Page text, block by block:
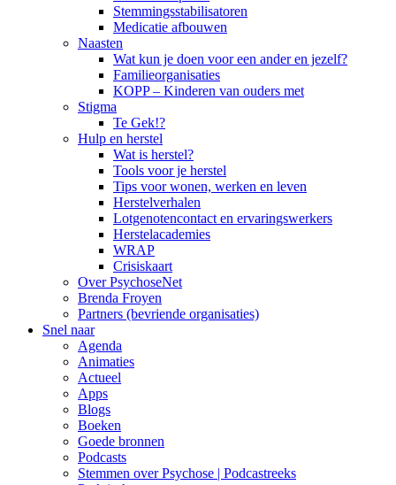
Stemmingsstabilisatoren
Medicatie afbouwen
Naasten
Wat kun je doen voor een ander en jezelf?
Familieorganisaties
KOPP – Kinderen van ouders met
Stigma
Te Gek!?
Hulp en herstel
Wat is herstel?
Tools voor je herstel
Tips voor wonen, werken en leven
Herstelverhalen
Lotgenotencontact en ervaringswerkers
Herstelacademies
WRAP
Crisiskaart
Over PsychoseNet
Brenda Froyen
Partners (bevriende organisaties)
Snel naar
Agenda
Animaties
Actueel
Apps
Blogs
Boeken
Goede bronnen
Podcasts
Stemmen over Psychose | Podcastreeks